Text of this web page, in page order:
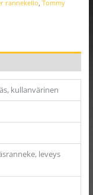
rannekello Tommy
kullanvärinen
leveys